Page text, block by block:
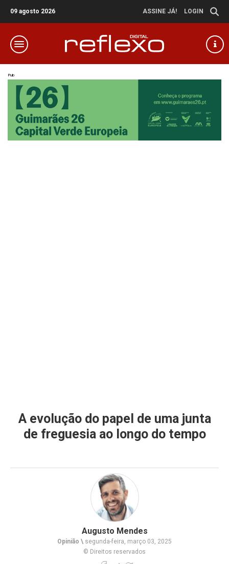
09 agosto 2026 ASSINE JÁ! LOGIN
Pub
A evolução do papel de uma junta
de freguesia ao longo do tempo
Augusto Mendes
Opinião \ segunda-feira, março 03, 2025
© Direitos reservados